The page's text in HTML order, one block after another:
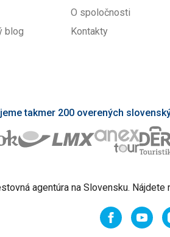
blog
O spoločnosti
Kontakty
takmer 200 overených
agentúra na Slovensku. Nájdete
Facebook